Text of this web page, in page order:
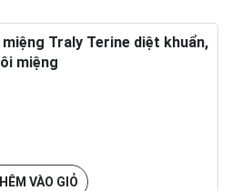
Traly Terine diệt khuẩn,
miệng
VÀO GIỎ